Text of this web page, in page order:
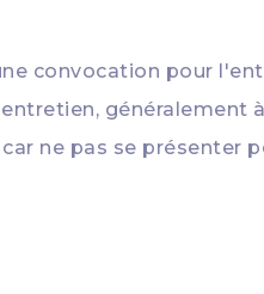
convocation pour
généralement
ne pas se présenter